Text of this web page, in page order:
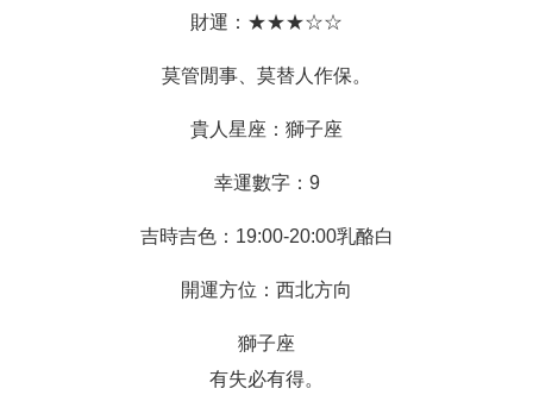
財運：★★★☆☆
莫管閒事、莫替人作保。
貴人星座：獅子座
幸運數字：9
吉時吉色：19:00-20:00乳酪白
開運方位：西北方向
獅子座
有失必有得。